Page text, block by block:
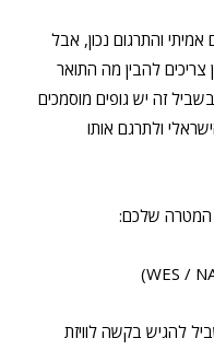
והתרגום נכון, אבל
צריכים להבין מה התואר
זה יש גופים מוסמכים
ולתרגם אותו
המטרה שלכם:
להגיש בקשה לוויזת